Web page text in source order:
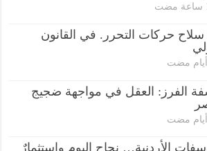
سلاح حركات التحرر. في القانون
الفرز: العقل في مواجهة ضجيج
الأردنية… نجاح اليوم واستثمارٌ